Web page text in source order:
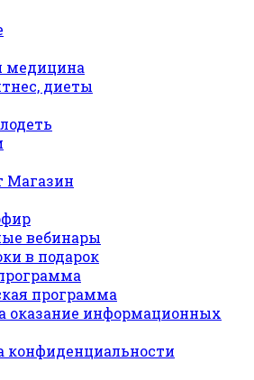
медицина
диеты
Магазин
вебинары
в подарок
программа
оказание информационных
конфиденциальности